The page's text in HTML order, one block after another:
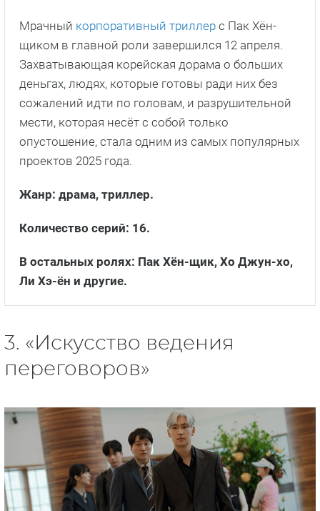
Мрачный корпоративный триллер с Пак Хён-
щиком в главной роли завершился 12 апреля.
Захватывающая корейская дорама о больших
деньгах, людях, которые готовы ради них без
сожалений идти по головам, и разрушительной
мести, которая несёт с собой только
опустошение, стала одним из самых популярных
проектов 2025 года.
Жанр: драма, триллер.
Количество серий: 16.
В остальных ролях: Пак Хён-щик, Хо Джун-хо,
Ли Хэ-ён и другие.
3. «Искусство ведения
переговоров»